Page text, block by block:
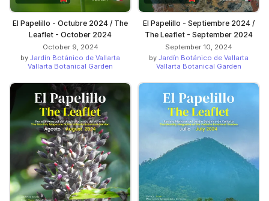
El Papelillo - Octubre 2024 / The
Leaflet - October 2024
October 9, 2024
by Jardín Botánico de Vallarta
Vallarta Botanical Garden
El Papelillo - Septiembre 2024 /
The Leaflet - September 2024
September 10, 2024
by Jardín Botánico de Vallarta
Vallarta Botanical Garden